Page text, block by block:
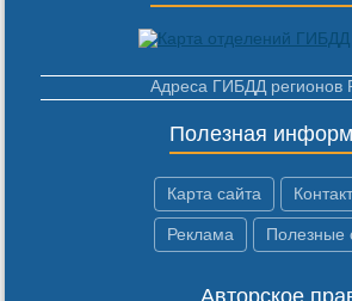
Адреса ГИБДД регионов
Полезная
Карта сайта
Реклама Полезные
Авторское